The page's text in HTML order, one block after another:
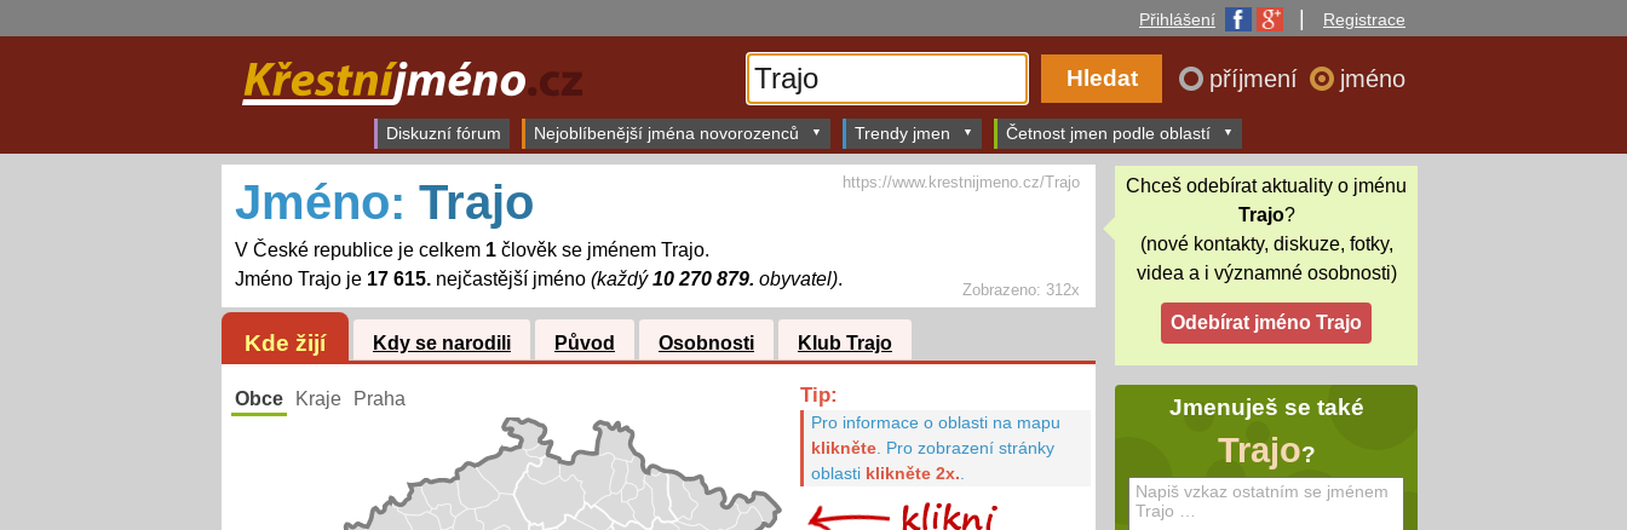
Přihlášení Registrace
příjmení jméno
Diskuzní fórum Nejoblíbenější jména novorozenců Trendy jmen Četnost jmen podle oblastí
Zobrazeno: 312x
Jméno: Trajo
V České republice je celkem 1člověk se jménem Trajo.
Jméno Trajo je 17 615.nejčastější jméno (každý10 270 879. obyvatel).
https://www.krestnijmeno.cz/Trajo
Kde žijí Kdy se narodili Původ Osobnosti Klub Trajo
Obce Kraje Praha Tip:
Pro informace o oblasti na mapu
klikněte. Pro zobrazení stránky
oblasti klikněte 2x.
Chceš odebírat aktuality o jménu
Trajo?
(nové kontakty, diskuze, fotky,
videa a i významné osobnosti)
Jmenuješ se také
Trajo?